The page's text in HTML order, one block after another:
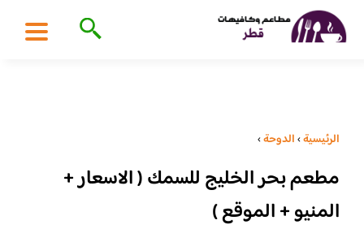
الرئيسية›الدوحة›
مطعم بحر الخليج للسمك ( الاسعار +
المنيو + الموقع )